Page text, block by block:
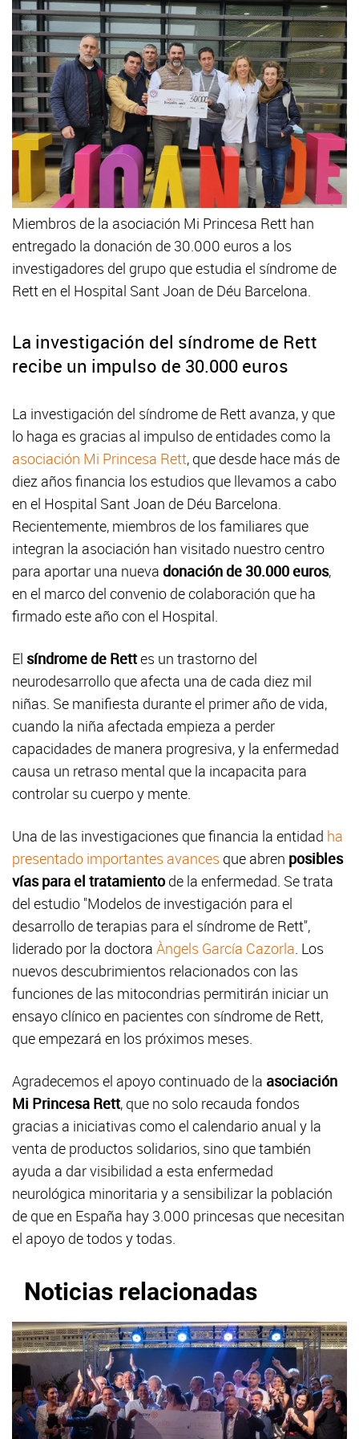
Miembros de la asociación Mi Princesa Rett han
entregado la donación de 30.000 euros a los
investigadores del grupo que estudia el síndrome de
Rett en el Hospital Sant Joan de Déu Barcelona.
La investigación del síndrome de Rett
recibe un impulso de 30.000 euros
La investigación del síndrome de Rett avanza, y que
lo haga es gracias al impulso de entidades como la
asociación Mi Princesa Rett, que desde hace más de
diez años financia los estudios que llevamos a cabo
en el Hospital Sant Joan de Déu Barcelona.
Recientemente, miembros de los familiares que
integran la asociación han visitado nuestro centro
para aportar una nueva donación de 30.000 euros,
en el marco del convenio de colaboración que ha
firmado este año con el Hospital.
El síndrome de Rettes un trastorno del
neurodesarrollo que afecta una de cada diez mil
niñas. Se manifiesta durante el primer año de vida,
cuando la niña afectada empieza a perder
capacidades de manera progresiva, y la enfermedad
causa un retraso mental que la incapacita para
controlar su cuerpo y mente.
Una de las investigaciones que financia la entidad ha
presentado importantes avances que abren posibles
vías para el tratamientode la enfermedad. Se trata
del estudio "Modelos de investigación para el
desarrollo de terapias para el síndrome de Rett",
liderado por la doctora Àngels García Cazorla. Los
nuevos descubrimientos relacionados con las
funciones de las mitocondrias permitirán iniciar un
ensayo clínico en pacientes con síndrome de Rett,
que empezará en los próximos meses.
Agradecemos el apoyo continuado de la asociación
Mi Princesa Rett, que no solo recauda fondos
gracias a iniciativas como el calendario anual y la
venta de productos solidarios, sino que también
ayuda a dar visibilidad a esta enfermedad
neurológica minoritaria y a sensibilizar la población
de que en España hay 3.000 princesas que necesitan
el apoyo de todos y todas.
Noticias relacionadas